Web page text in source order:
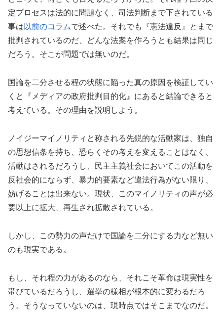
定プロセスは法的に問題なく、司法判断まで下されている
事は以前のコラムで述べた。それでも『憲法違反』とまで
批判されているのだ、どんな法案を作ろうとも結果は同じ
だろう。そこが問題では無いのだ。
国論を二分させる程の状態に陥った真の原因を検証してい
くと『メディアの政府批判目的化』にあると結論できると
考えている。その理由を説明しよう。
ノイジーマイノリティと称される先鋭的な活動家は、独自
の思想信条を持ち、恐らくその考えを変えることはなく、
活動はされるだろうし、民主主義社会においてこの活動を
反社会的にならず、暴力的要素など違法行為がない限り、
妨げることは出来ない。現状、このマイノリティの声が必
要以上に拡大、再生され拡散されている。
しかし、この勢力の声だけで国論を二分にする力など無い
のも現実である。
もし、それ程の力があるのなら、それこそ革命は現実性を
帯びているだろうし、選挙の様相が根本的に変わるだろ
う。そうなっていないのは、現時点ではそこまでなのだ。